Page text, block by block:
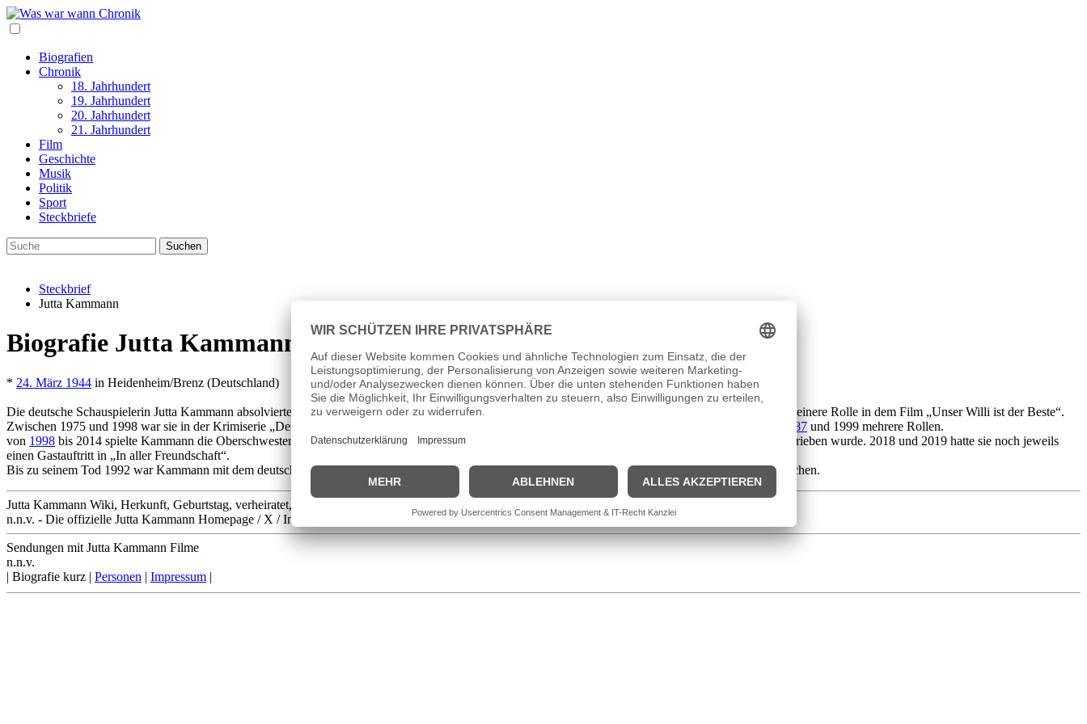
Biografien
Chronik
18. Jahrhundert
19. Jahrhundert
20. Jahrhundert
21. Jahrhundert
Film
Geschichte
Musik
Politik
Sport
Steckbriefe
Steckbrief
Jutta Kammann
Biografie Jutta Kammann Lebenslauf
* 24. März 1944 in Heidenheim/Brenz (Deutschland)
Die deutsche Schauspielerin Jutta Kammann absolvierte ihre Schauspielausbildung an der Westfälischen Schauspielschule Bochum. 1971 spielte sie eine kleinere Rolle in dem Film „Unser Willi ist der Beste“.
Zwischen 1975 und 1998 war sie in der Krimiserie „Derrick“ in verschiedenen Rollen zu sehen. Auch in der Krimiserie „Der Alte“ spielte sie zwischen
1987 und 1999 mehrere Rollen.
von 1998 bis 2014 spielte Kammann die Oberschwester Ingrid Rischke in der Krankenhausserie „In aller Freundschaft“, ehe ihre Rolle aus der Serie geschrieben wurde. 2018 und 2019 hatte sie noch jeweils
einen Gastauftritt in „In aller Freundschaft“.
Bis zu seinem Tod 1992 war Kammann mit dem deutschen Regisseur Wilhelm Semmelroth verheiratet. seit2014lebt sie in einer Seniorenresidenz in München.
Jutta Kammann Wiki, Herkunft, Geburtstag, verheiratet, Kinder etc.
n.n.v. - Die offizielle Jutta Kammann Homepage / X / Instagram / Wikipedia Seite
Sendungen mit Jutta Kammann Filme
n.n.v.
| Biografie kurz | Personen | Impressum |